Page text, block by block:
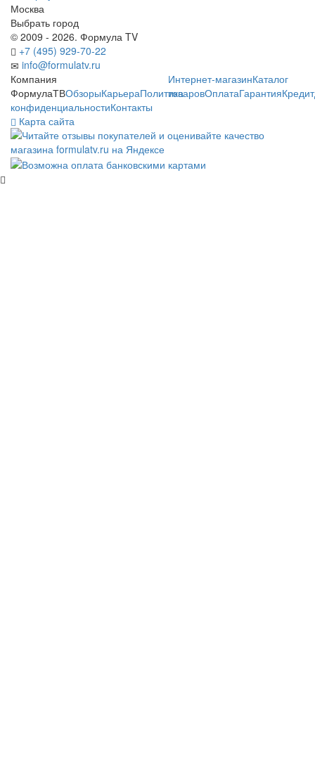
Москва
Выбрать город
© 2009 - 2026. Формула TV
+7 (495) 929-70-22
info@formulatv.ru
Компания
ФормулаТВОбзорыКарьераПолитика
конфиденциальностиКонтакты
Интернет-магазинКаталог
товаровОплатаГарантияКредит
Карта сайта